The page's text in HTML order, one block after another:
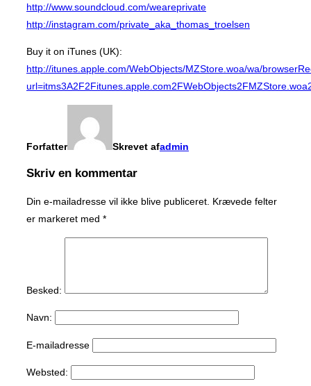
http://www.soundcloud.com/weareprivate
http://instagram.com/private_aka_thomas_troelsen
Buy it on iTunes (UK):
http://itunes.apple.com/WebObjects/MZStore.woa/wa/
Forfatter Skrevet afadmin
Skriv en kommentar
Din e-mailadresse vil ikke blive publiceret. Krævede felter
er markeret med *
Besked:
Navn:
E-mailadresse
Websted: